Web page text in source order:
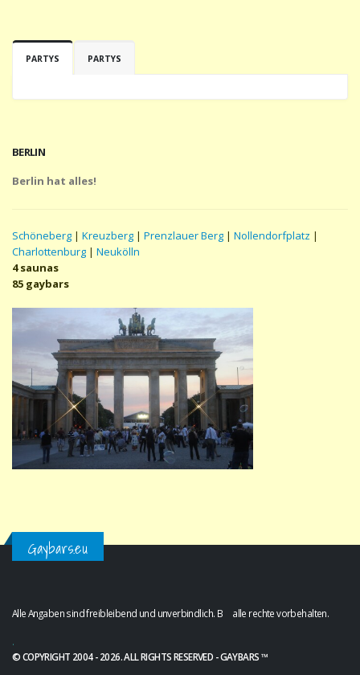
PARTYS PARTYS
BERLIN
Berlin hat alles!
Schöneberg | Kreuzberg | Prenzlauer Berg | Nollendorfplatz |
Charlottenburg | Neukölln
4 saunas
85 gaybars
Gaybars.eu
Alle Angaben sind freibleibend und unverbindlich. B alle rechte vorbehalten.
.
© COPYRIGHT 2004 - 2026. ALL RIGHTS RESERVED - GAYBARS ™